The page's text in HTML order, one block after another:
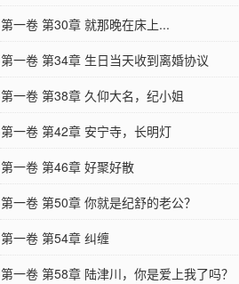
第一卷 第30章 就那晚在床上...
第一卷 第34章 生日当天收到离婚协议
第一卷 第38章 久仰大名，纪小姐
第一卷 第42章 安宁寺，长明灯
第一卷 第46章 好聚好散
第一卷 第50章 你就是纪舒的老公？
第一卷 第54章 纠缠
第一卷 第58章 陆津川，你是爱上我了吗？